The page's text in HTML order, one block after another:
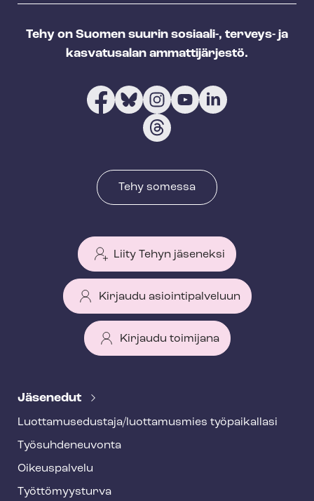
Tehy on Suomen suurin sosiaali-, terveys- ja
kasvatusalan ammattijärjestö.
Tehy somessa
Liity Tehyn jäseneksi
Kirjaudu asiointipalveluun
Kirjaudu toimijana
e
f
o
o
Jäsenedut
Luot­ta­muse­dus­ta­ja/luottamusmies työpaikallasi
Työ­suh­de­neu­von­ta
Oikeuspalvelu
Työt­tö­myys­tur­va